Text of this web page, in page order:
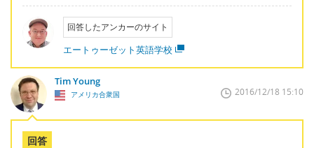
回答したアンカーのサイト
エートゥーゼット英語学校
Tim Young
アメリカ合衆国 2016/12/18 15:10
回答